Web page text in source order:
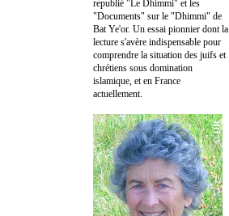
republié "Le Dhimmi" et les
"Documents" sur le "Dhimmi" de
Bat Ye'or. Un essai pionnier dont la
lecture s'avère indispensable pour
comprendre la situation des juifs et
chrétiens sous domination
islamique, et en France
actuellement.